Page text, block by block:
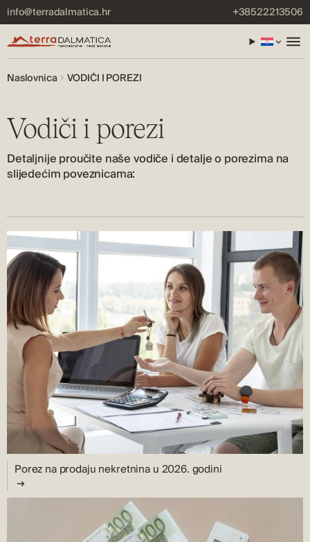
info@terradalmatica.hr +38522213506
Naslovnica VODIČI I POREZI
Vodiči i porezi
Detaljnije proučite naše vodiče i detalje o porezima na
slijedećim poveznicama:
Porez na prodaju nekretnina u 2026. godini